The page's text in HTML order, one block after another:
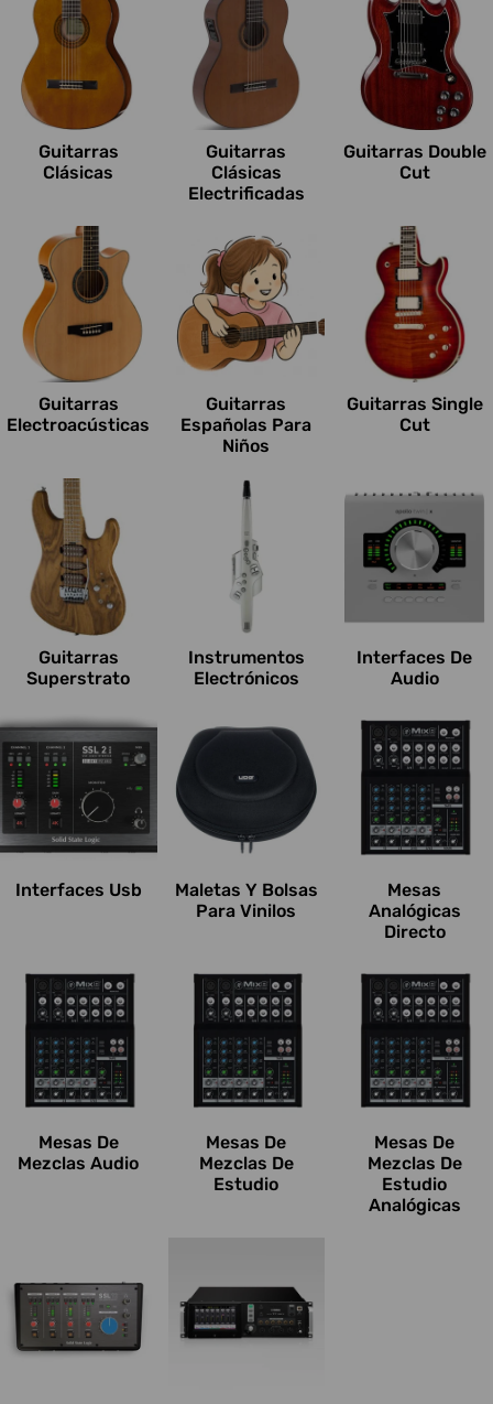
Guitarras
Clásicas
Guitarras
Clásicas
Electrificadas
Guitarras Double
Cut
Guitarras
Electroacústicas
Guitarras
Españolas Para
Niños
Guitarras Single
Cut
Guitarras
Superstrato
Instrumentos
Electrónicos
Interfaces De
Audio
Interfaces Usb
Maletas Y Bolsas
Para Vinilos
Mesas
Analógicas
Directo
Mesas De
Mezclas Audio
Mesas De
Mezclas De
Estudio
Mesas De
Mezclas De
Estudio
Analógicas